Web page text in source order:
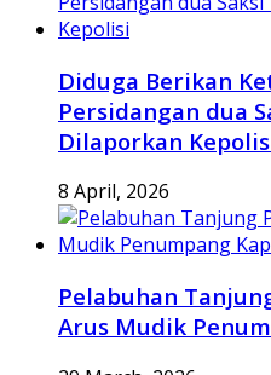
Diduga Berikan
Persidangan dua
Dilaporkan
8 April, 2026
Pelabuhan
Arus Mudik